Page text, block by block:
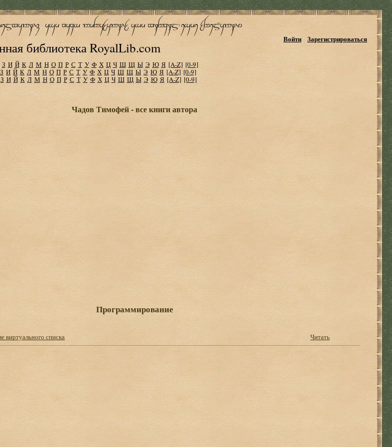
библиотека RoyalLib.com
Войти Зарегистрироваться
З И Й К Л М Н О П Р С Т У Ф Х Ц Ч Ш Щ Ы Э Ю Я [A-Z] [0-9]
З И Й К Л М Н О П Р С Т У Ф Х Ц Ч Ш Щ Ы Э Ю Я [A-Z] [0-9]
З И Й К Л М Н О П Р С Т У Ф Х Ц Ч Ш Щ Ы Э Ю Я [A-Z] [0-9]
Чадов Тимофей - все книги автора
Программирование
виртуального списка Читать